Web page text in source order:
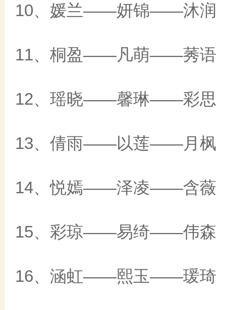
10、媛兰——妍锦——沐润
11、桐盈——凡萌——莠语
12、瑶晓——馨琳——彩思
13、倩雨——以莲——月枫
14、悦嫣——泽凌——含薇
15、彩琼——易绮——伟森
16、涵虹——熙玉——瑗琦